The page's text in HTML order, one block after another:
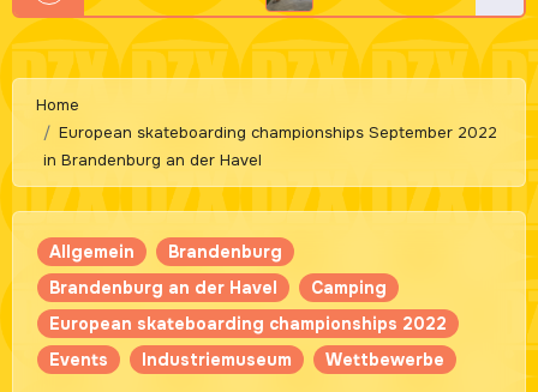
Home
European skateboarding championships September 2022
in Brandenburg an der Havel
Allgemein
Brandenburg
Brandenburg an der Havel
Camping
European skateboarding championships 2022
Events
Industriemuseum Wettbewerbe